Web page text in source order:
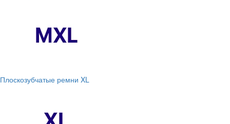
Плоскозубчатые ремни XL